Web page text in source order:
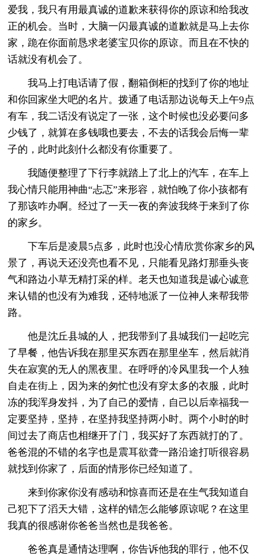
爱我，我只有用最真诚的道歉来获得你的原谅和给我改
正的机会。当时，大脑一闪最真诚的道歉就是马上去你
家，跪在你面前恳求老婆宝贝你的原谅。而且在不快的
话就没有机会了。
我马上打电话请了假，翻箱倒柜的找到了你的地址
和你回家坐大吧的名片。拨通了电话那边说每天上午9点
有车，我二话没有说定了一张，这个时候也没必要问多
少钱了，就算在多钱哦也要去，不去的话我会后悔一辈
子的，此时此刻什么都没有你重要了。
我随便整理了下行李就踏上了北上的汽车，在车上
我心情只能用神曲“忐忑”来形容，就怕晚了你小孩都有
了那该咋办啊。经过了一天一夜的奔波我终于来到了你
的家乡。
下车后是凌晨5点多，此时也没心情欣赏你家乡的风
景了，再说天还没亮也看不见，只能看见路灯那垂头丧
气和路边小草无精打采的样。老天也知道我是诚心诚意
来认错的也没有为难我，还特地派了一位神人来帮我带
路。
他是沈丘县城的人，把我带到了县城我们一起吃完
了早餐，他告诉我在那里买东西在那里坐车，然后就消
失在寂寞的无人的黑夜里。在呼呼的冷风里我一个人独
自走在街上，因为来的匆忙也没有穿太多的衣服，此时
冻的我浑身发抖，为了自己的爱情，自己以后幸福我一
定要坚持，坚持，在坚持我坚持两小时。两个小时的时
间过去了商店也相继开了门，我买好了东西就打的了。
爸爸混的不错的名字也是震耳欲聋一路沿途打听很容易
就找到你家了，后面的情形你已经知道了。
来到你家你没有感动和惊喜而还是在生气我知道自
己犯下了滔天大错，这样的错怎么能够原谅呢？在这里
我真的很感谢你爸爸当然也是我爸爸。
爸爸真是通情达理啊，你告诉他我的罪行，他不仅